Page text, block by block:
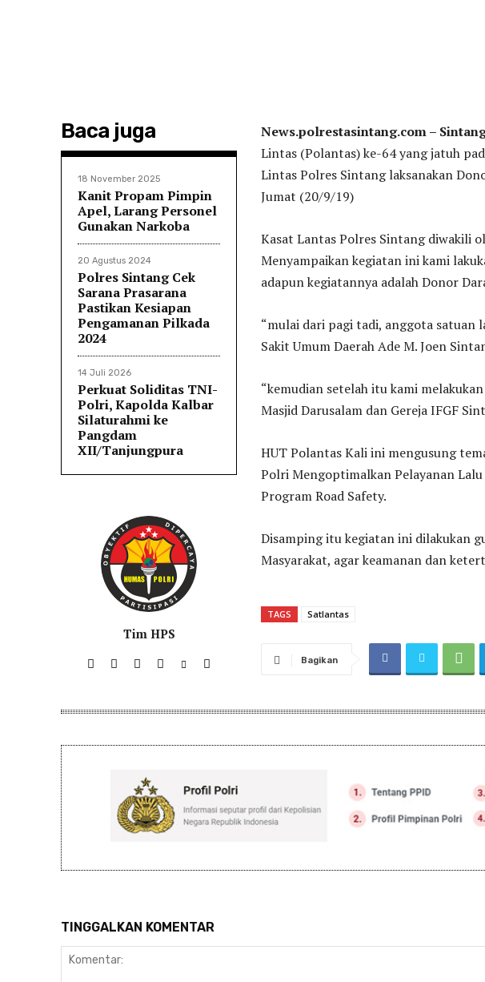
Baca juga
18 November 2025
Kanit Propam Pimpin
Apel, Larang Personel
Gunakan Narkoba
20 Agustus 2024
Polres Sintang Cek
Sarana Prasarana
Pastikan Kesiapan
Pengamanan Pilkada
2024
14 Juli 2026
Perkuat Soliditas TNI-
Polri, Kapolda Kalbar
Silaturahmi ke
Pangdam
XII/Tanjungpura
Tim HPS
News.polrestasintang.com –
Lintas (Polantas) ke-64 yang jatuh
Lintas Polres Sintang laksanakan
Jumat (20/9/19)
Kasat Lantas Polres Sintang diwakili
Menyampaikan kegiatan ini kami
adapun kegiatannya adalah Donor
“mulai dari pagi tadi, anggota satuan
Sakit Umum Daerah Ade M. Joen
“kemudian setelah itu kami
Masjid Darusalam dan Gereja IFGF
HUT Polantas Kali ini mengusung
Polri Mengoptimalkan Pelayanan
Program Road Safety.
Disamping itu kegiatan ini dilakukan
Masyarakat, agar keamanan dan
TAGS Satlantas
Bagikan
TINGGALKAN KOMENTAR